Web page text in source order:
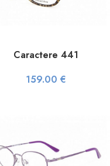
Caractere 441
159.00 €